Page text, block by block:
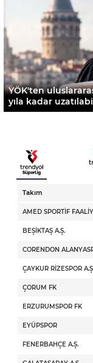
YÖK'ten
yıla kadar
Takım
AMED SPORTİF
BEŞİKTAŞ A.Ş.
CORENDON
ÇAYKUR RİZESPOR
ÇORUM FK
ERZURUMSPOR FK
EYÜPSPOR
FENERBAHÇE A.Ş.